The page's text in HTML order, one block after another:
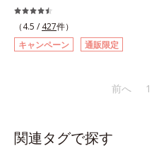
リと弾力のある毎日に欠かせない人
気のコラーゲンを補給できる、ステ
ィック型ゼリーです。吸収が早い、
分子の小さなコラーゲンが1袋にた
で約6リットルもの保水力をもつと
言われるヒアルロン酸に、ビタミン
た、まるでフルーツゼリーのように
（4.5 / 427件）
キャンペーン
通販限定
前へ 1
関連タグで探す